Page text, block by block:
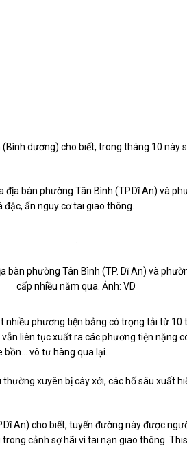
dương) cho biết, trong tháng 10 này
bàn phường Tân Bình (TP.Dĩ An) và
ẩn nguy cơ tai giao thông.
bàn phường Tân Bình (TP. Dĩ An) và
cấp nhiều năm qua. Ảnh: VD
nhiều phương tiện bảng có trọng tải từ
liên tục xuất ra các phương tiện nặng
vô tư hàng qua lại.
xuyên bị cày xới, các hố sâu xuất
An) cho biết, tuyến đường này được
cảnh sợ hãi vì tai nạn giao thông.